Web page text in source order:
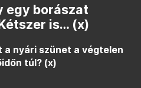
egy borászat
is… (x)
a nyári szünet a végtelen
túl? (x)